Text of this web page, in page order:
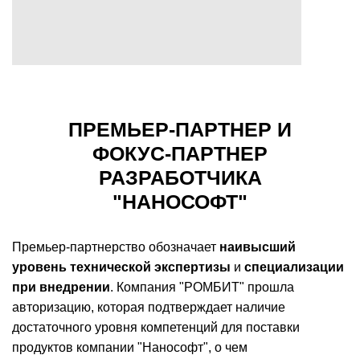
ПРЕМЬЕР-ПАРТНЕР И
ФОКУС-ПАРТНЕР
РАЗРАБОТЧИКА
"НАНОСОФТ"
Премьер-партнерство обозначает наивысший
уровень технической экспертизы и специализации
при внедрении. Компания "РОМБИТ" прошла
авторизацию, которая подтверждает наличие
достаточного уровня компетенций для поставки
продуктов компании "Нанософт", о чем